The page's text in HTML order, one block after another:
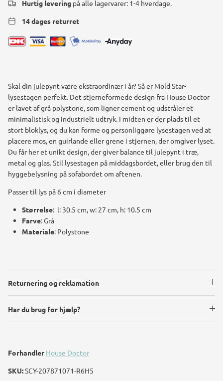
Hurtig levering på alle lagervarer: 1-4 hverdage.
14 dages returret
Skal din julepynt være ekstraordinær i år? Så er Mold Star-
lysestagen perfekt. Det stjerneformede design fra House Doctor
er lavet af grå polystone, som ligner cement og udstråler et
minimalistisk og industrielt udtryk. I midten er der plads til et
stort bloklys, og du kan forme og personliggøre lysestagen ved at
placere mos, en guirlande eller grene i stjernen, der omgiver lyset.
Du får her et unikt design, der giver balance til julepynt i træ,
metal og glas. Stil lysestagen på middagsbordet, eller brug den til
hyggebelysning på sofabordet om aftenen.
Passer til lys på 6 cm i diameter
Størrelse: l: 30.5 cm, w: 27 cm, h: 10.5 cm
Farve: Grå
Materiale: Polystone
Returnering og reklamation
Har du brug for hjælp?
Forhandler House Doctor
SKU:SCY-207871071-R6H5